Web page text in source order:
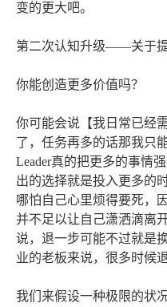
变的更大吧。
第二次认知升级——关于
你能创造更多价值吗？
你可能会说【我日常已经
了，任务再多的话那我只
Leader真的把更多的事情
出的选择就是投入更多的
哪怕自己心里烦得要死，
并不足以让自己潇洒滴离
说，退一步可能不过就是
业的老板来说，很多时候
我们来假设一种极限的状